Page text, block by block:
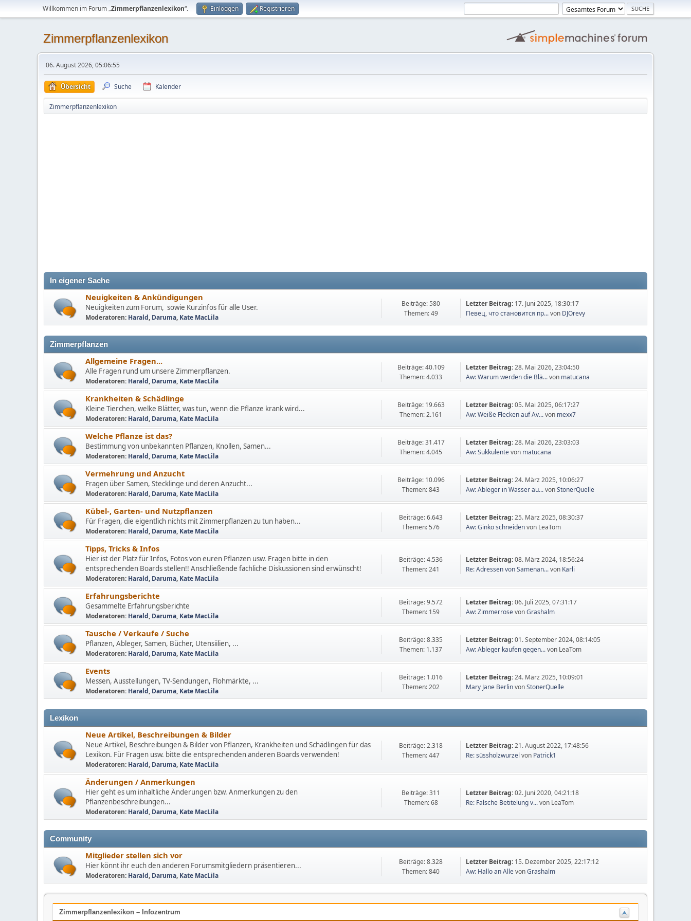
Willkommen im Forum „Zimmerpflanzenlexikon“. Einloggen Registrieren
Zimmerpflanzenlexikon
06. August 2026, 05:06:55
Übersicht Suche Kalender
Zimmerpflanzenlexikon
In eigener Sache
Neuigkeiten & Ankündigungen
Neuigkeiten zum Forum, sowie Kurzinfos für alle User.
Moderatoren: Harald, Daruma, Kate MacLila
Beiträge: 580
Themen: 49
Letzter Beitrag: 17. Juni 2025, 18:30:17
Певец, что становится пр...von DJOrevy
Zimmerpflanzen
Allgemeine Fragen...
Alle Fragen rund um unsere Zimmerpflanzen.
Moderatoren: Harald, Daruma, Kate MacLila
Beiträge: 40.109
Themen: 4.033
Letzter Beitrag:28. Mai 2026, 23:04:50
Aw: Warum werden die Blä...von matucana
Krankheiten & Schädlinge
Kleine Tierchen, welke Blätter, was tun, wenn die Pflanze krank wird...
Moderatoren: Harald, Daruma, Kate MacLila
Beiträge: 19.663
Themen: 2.161
Letzter Beitrag:05. Mai 2025, 06:17:27
Aw: Weiße Flecken auf Av...von mexx7
Welche Pflanze ist das?
Bestimmung von unbekannten Pflanzen, Knollen, Samen...
Moderatoren: Harald, Daruma, Kate MacLila
Beiträge: 31.417
Themen: 4.045
Letzter Beitrag:28. Mai 2026, 23:03:03
Aw: Sukkulentevon matucana
Vermehrung und Anzucht
Fragen über Samen, Stecklinge und deren Anzucht...
Moderatoren: Harald, Daruma, Kate MacLila
Beiträge: 10.096
Themen: 843
Letzter Beitrag:24. März 2025, 10:06:27
Aw: Ableger in Wasser au...vonStonerQuelle
Kübel-, Garten- und Nutzpflanzen
Für Fragen, die eigentlich nichts mit Zimmerpflanzen zu tun haben...
Moderatoren: Harald, Daruma, Kate MacLila
Beiträge: 6.643
Themen: 576
Letzter Beitrag:25. März 2025, 08:30:37
Aw: Ginko schneidenvon LeaTom
Tipps, Tricks & Infos
Hier ist der Platz für Infos, Fotos von euren Pflanzen usw. Fragen bitte in den
entsprechenden Boards stellen!! Anschließende fachliche Diskussionen sind erwünscht!
Moderatoren: Harald, Daruma, Kate MacLila
Beiträge: 4.536
Themen: 241
Letzter Beitrag:08. März 2024, 18:56:24
Re: Adressen von Samenan...von Karli
Erfahrungsberichte
Gesammelte Erfahrungsberichte
Moderatoren: Harald, Daruma, Kate MacLila
Beiträge: 9.572
Themen: 159
Letzter Beitrag:06. Juli 2025, 07:31:17
Aw: ZimmerrosevonGrashalm
Tausche / Verkaufe / Suche
Pflanzen, Ableger, Samen, Bücher, Utensiilien, ...
Moderatoren: Harald, Daruma, Kate MacLila
Beiträge: 8.335
Themen: 1.137
Letzter Beitrag:01. September 2024, 08:14:05
Aw: Ableger kaufen gegen...von LeaTom
Events
Messen, Ausstellungen, TV-Sendungen, Flohmärkte, ...
Moderatoren: Harald, Daruma, Kate MacLila
Beiträge: 1.016
Themen: 202
Letzter Beitrag:24. März 2025, 10:09:01
Mary Jane BerlinvonStonerQuelle
Lexikon
Neue Artikel, Beschreibungen & Bilder
Neue Artikel, Beschreibungen & Bilder von Pflanzen, Krankheiten und Schädlingen für das
Lexikon. Für Fragen usw. bitte die entsprechenden anderen Boards verwenden!
Moderatoren: Harald, Daruma, Kate MacLila
Beiträge: 2.318
Themen: 447
Letzter Beitrag:21. August 2022, 17:48:56
Re: süssholzwurzel von Patrick1
Änderungen / Anmerkungen
Hier geht es um inhaltliche Änderungen bzw. Anmerkungen zu den
Pflanzenbeschreibungen...
Moderatoren: Harald, Daruma, Kate MacLila
Beiträge: 311
Themen: 68
Letzter Beitrag:02. Juni 2020, 04:21:18
Re: Falsche Betitelung v...von LeaTom
Community
Mitglieder stellen sich vor
Hier könnt ihr euch den anderen Forumsmitgliedern präsentieren...
Moderatoren: Harald, Daruma, Kate MacLila
Beiträge: 8.328
Themen: 840
Letzter Beitrag: 15. Dezember 2025, 22:17:12
Aw: Hallo an AllevonGrashalm
Zimmerpflanzenlexikon – Infozentrum